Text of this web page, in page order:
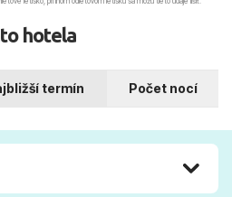
hotela
termín Počet nocí